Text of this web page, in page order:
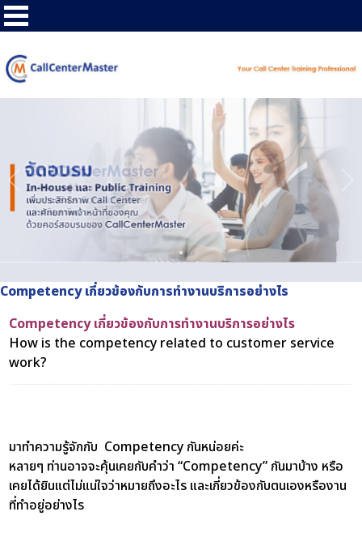
Competency เกี่ยวข้องกับการทำงานบริการอย่างไร
Competency เกี่ยวข้องกับการทำงานบริการอย่างไร
How is the competency related to customer service
work?
มาทำความรู้จักกับ Competency กันหน่อยค่ะ
หลายๆ ท่านอาจจะคุ้นเคยกับคำว่า “Competency” กันมาบ้าง หรือ
เคยได้ยินแต่ไม่แน่ใจว่าหมายถึงอะไร และเกี่ยวข้องกับตนเองหรืองาน
ที่ทำอยู่อย่างไร